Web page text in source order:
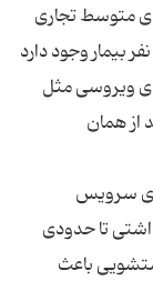
متوسط تجاری
كه قادر به حمل حدود 150 مسافر است تقریبا 5 نفر بیمار وجود دارد
ویروسی مثل
از همان
سرویس
تا حدودی
باعث